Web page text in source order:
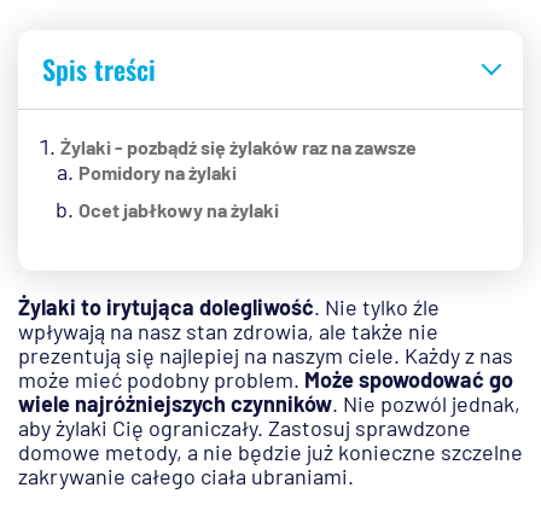
Spis treści
Żylaki - pozbądź się żylaków raz na zawsze
Pomidory na żylaki
Ocet jabłkowy na żylaki
Żylaki to irytująca dolegliwość. Nie tylko źle
wpływają na nasz stan zdrowia, ale także nie
prezentują się najlepiej na naszym ciele. Każdy z nas
może mieć podobny problem. Może spowodować go
wiele najróżniejszych czynników. Nie pozwól jednak,
aby żylaki Cię ograniczały. Zastosuj sprawdzone
domowe metody, a nie będzie już konieczne szczelne
zakrywanie całego ciała ubraniami.